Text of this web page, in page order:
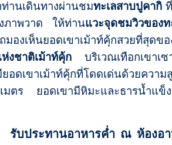
ทางผ่านชมทะเลสาบปูคากิที่
ภาพวาด ให้ท่านแวะจุดชมวิวของท
มองเห็นยอดเขาเม้าท์คุ้กสวยที่สุดขอ
งชาติเม้าท์คุ้กบริเวณเทือกเขาเซ
อดเขาเม้าท์คุ้กที่โดดเด่นด้วยความ
ร ยอดเขามีหิมะและธารน้ำแข็
นอาหารค่ำ ณ ห้องอาห